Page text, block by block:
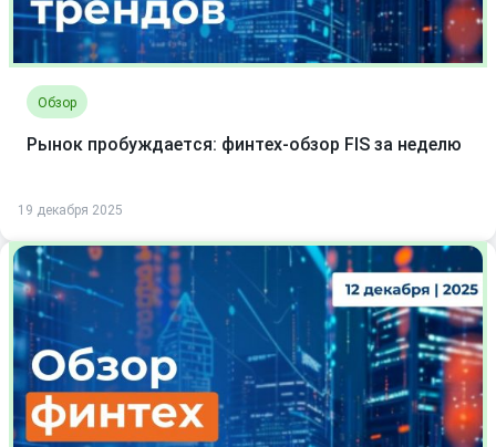
Обзор
Рынок пробуждается: финтех-обзор FIS за неделю
19 декабря 2025